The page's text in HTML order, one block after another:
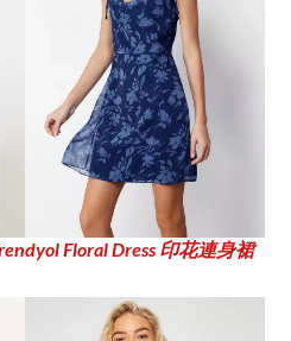
Floral Dress 印花連身裙